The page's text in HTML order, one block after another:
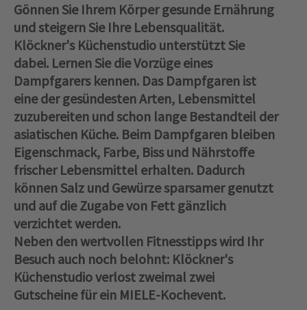
Gönnen Sie Ihrem Körper gesunde Ernährung
und steigern Sie Ihre Lebensqualität.
Klöckner's Küchenstudio unterstützt Sie
dabei. Lernen Sie die Vorzüge eines
Dampfgarers kennen. Das Dampfgaren ist
eine der gesündesten Arten, Lebensmittel
zuzubereiten und schon lange Bestandteil der
asiatischen Küche. Beim Dampfgaren bleiben
Eigenschmack, Farbe, Biss und Nährstoffe
frischer Lebensmittel erhalten. Dadurch
können Salz und Gewürze sparsamer genutzt
und auf die Zugabe von Fett gänzlich
verzichtet werden.
Neben den wertvollen Fitnesstipps wird Ihr
Besuch auch noch belohnt: Klöckner's
Küchenstudio verlost zweimal zwei
Gutscheine für ein MIELE-Kochevent.